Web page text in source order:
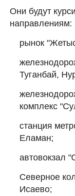
Они будут
направлениям:
рынок
Туганбай,
комплекс
станция
Еламан;
автовокзал
Северное
Исаево;